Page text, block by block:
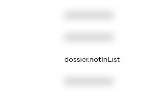
dossier.notInList